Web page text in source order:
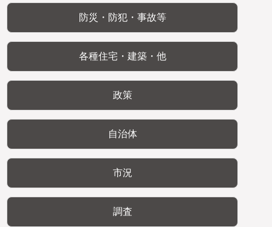
防災・防犯・事故等
各種住宅・建築・他
政策
自治体
市況
調査